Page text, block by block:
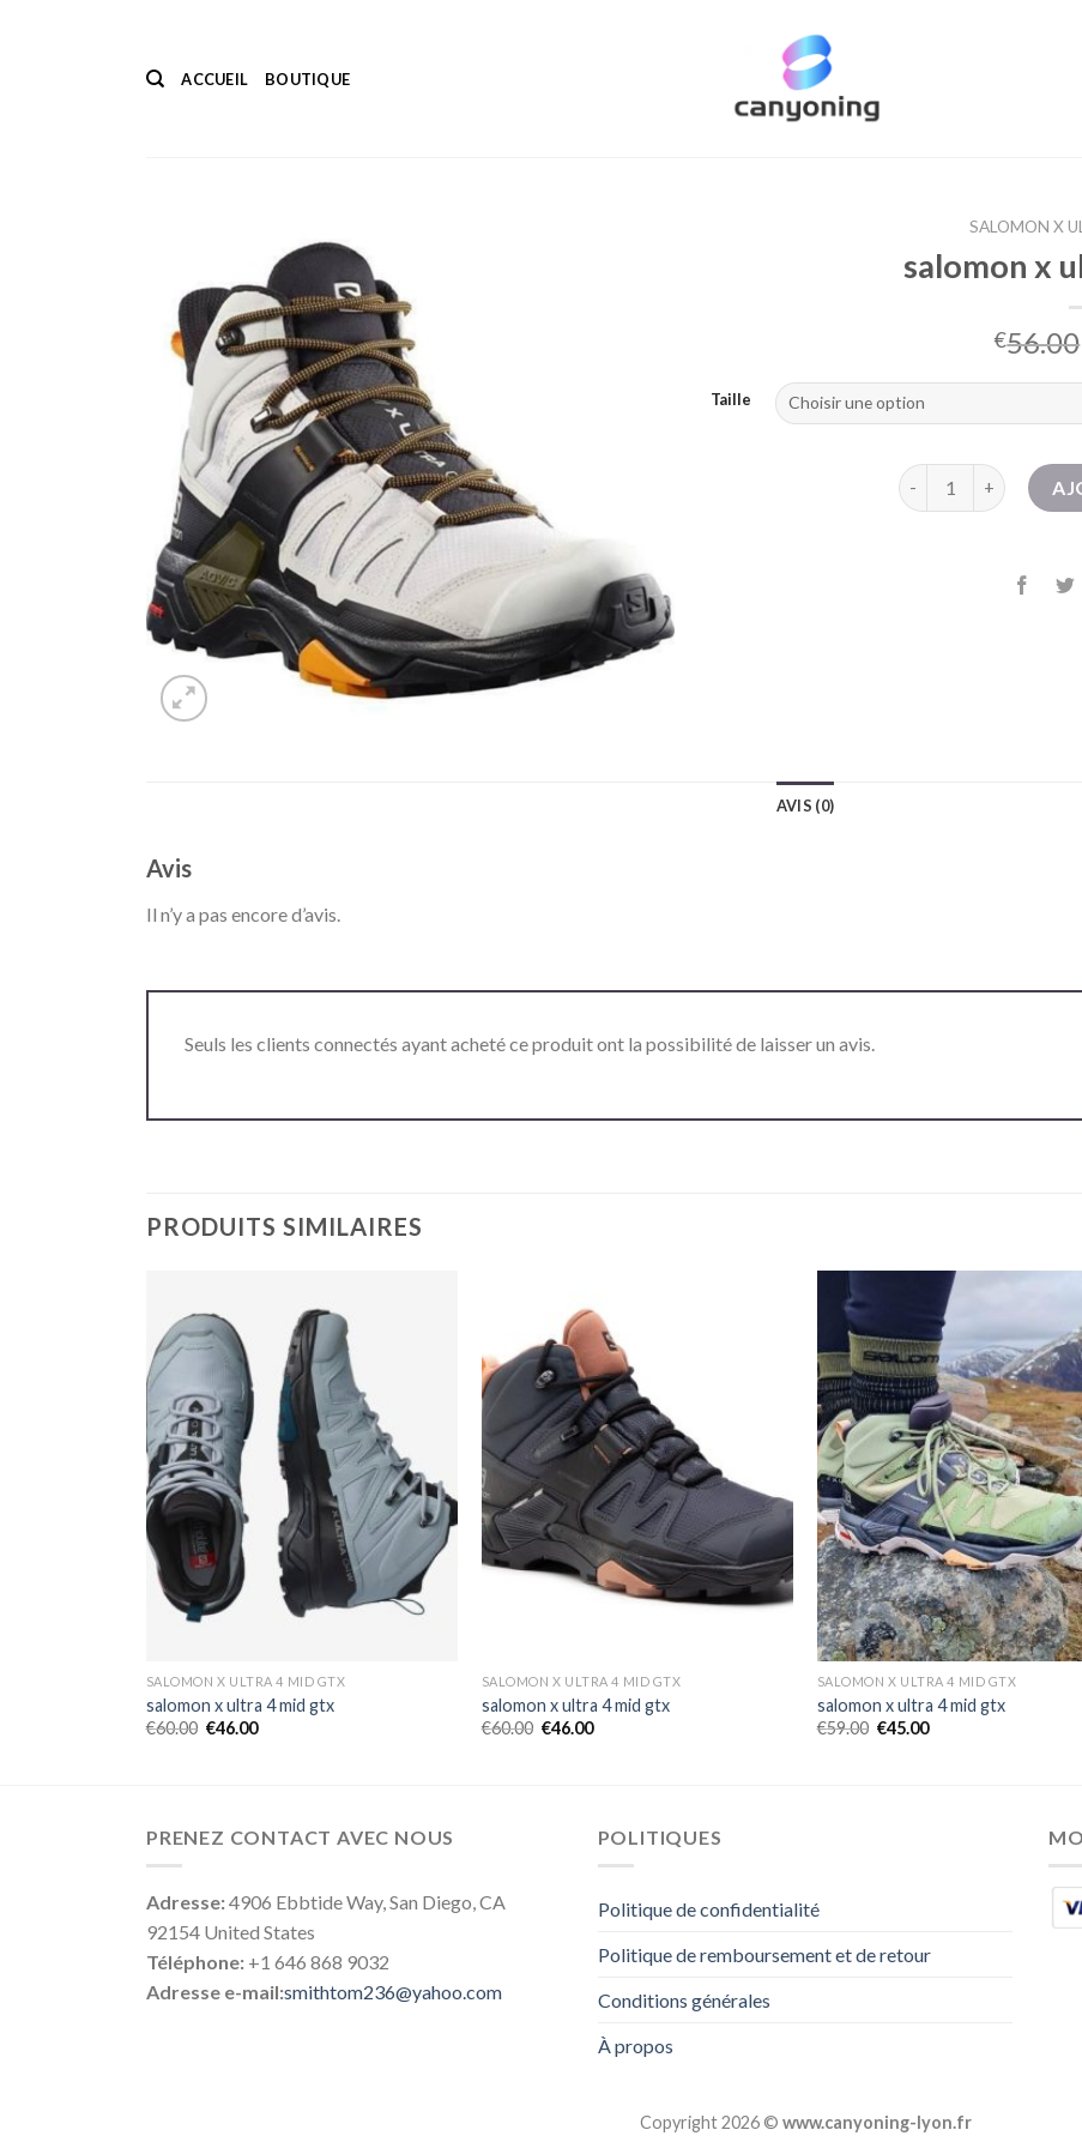
ACCUEIL BOUTIQUE
SALOMON X
salomon x
€56.00
Taille
quantité de salomon x
AVIS (0)
Avis
Il n’y a pas encore d’avis.
Seuls les clients connectés ayant acheté ce produit ont la possibilité de laisser un avis.
PRODUITS SIMILAIRES
SALOMON X ULTRA 4 MID GTX
salomon x ultra 4 mid gtx
€60.00 €46.00
SALOMON X ULTRA 4 MID GTX
salomon x ultra 4 mid gtx
€60.00 €46.00
SALOMON X ULTRA 4 MID GTX
salomon x ultra 4 mid gtx
€59.00 €45.00
PRENEZ CONTACT AVEC NOUS
Adresse:4906 Ebbtide Way, San Diego, CA
92154 United States
Téléphone: +1 646 868 9032
Adresse e-mail:smithtom236@yahoo.com
POLITIQUES
Politique de confidentialité
Politique de remboursement et de retour
Conditions générales
À propos
Copyright 2026 © www.canyoning-lyon.fr